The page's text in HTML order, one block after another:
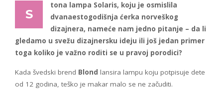
S
tona lampa Solaris, koju je osmislila
dvanaestogodišnja ćerka norveškog
dizajnera, nameće nam jedno pitanje – da li
gledamo u svežu dizajnersku ideju ili još jedan primer
toga koliko je važno roditi se u pravoj porodici?
Kada švedski brend Blond lansira lampu koju potpisuje dete
od 12 godina, teško je makar malo se ne začuditi.